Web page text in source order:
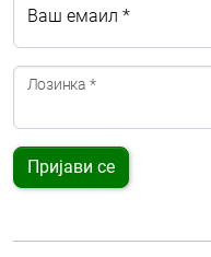
Ваш емаил *
Лозинка *
Пријави се